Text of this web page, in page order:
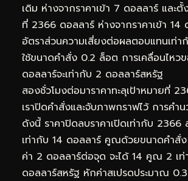
เดิม ห่างจากราคาเข้า 7 ดอลลาร์ และตั้
ที่ 2366 ดอลลาร์ ห่างจากราคาเข้า 14
อัตราส่วนความเสี่ยงต่อผลตอบแทนเท่
ใช้ขนาดคำสั่ง 0.2 ล็อต การเคลื่อนไหวข
ดอลลาร์จะเท่ากับ 2 ดอลลาร์สหรัฐ
สองชั่วโมงต่อมาราคาทะลุเป้าหมายที่
เราปิดคำสั่งและจับภาพกราฟไว้ การคำ
ดังนี้ ราคาปิดลบราคาเปิดเท่ากับ 2366
เท่ากับ 14 ดอลลาร์ คูณด้วยขนาดคำสั่
ค่า 2 ดอลลาร์ต่อจุด จะได้ 14 คูณ 2 เ
ดอลลาร์สหรัฐ หักค่าสเปรดประมาณ